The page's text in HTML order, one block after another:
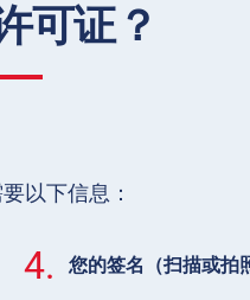
可证？
以下信息：
4. 您的签名（扫描或拍